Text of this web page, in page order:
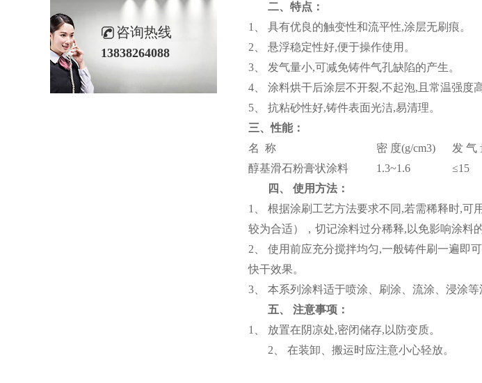
咨询热线
13838264088
二、特点：
1、 具有优良的触变性和流平性,涂层无刷痕。
2、 悬浮稳定性好,便于操作使用。
3、 发气量小,可减免铸件气孔缺陷的产生。
4、 涂料烘干后涂层不开裂,不起泡,且常温强度高
5、 抗粘砂性好,铸件表面光洁,易清理。
三、性能：
名 称
密 度(g/cm3) 发 气
醇基滑石粉膏状涂料
1.3~1.6 ≤15
四、 使用方法：
1、 根据涂刷工艺方法要求不同,若需稀释时,可
较为合适），切记涂料过分稀释,以免影响涂料
2、 使用前应充分搅拌均匀,一般铸件刷一遍即
快干效果。
3、 本系列涂料适于喷涂、刷涂、流涂、浸涂等
五、 注意事项：
1、 放置在阴凉处,密闭储存,以防变质。
2、 在装卸、搬运时应注意小心轻放。